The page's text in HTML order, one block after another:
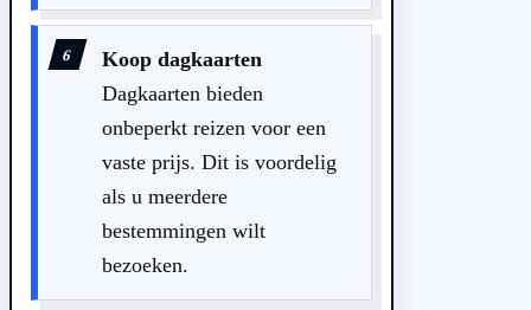
Koop dagkaarten
Dagkaarten bieden
onbeperkt reizen voor een
vaste prijs. Dit is voordelig
als u meerdere
bestemmingen wilt
bezoeken.